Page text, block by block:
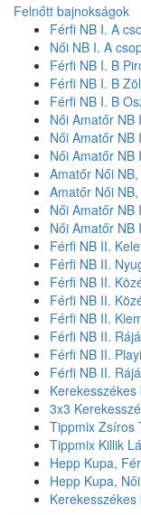
Felnőtt bajnokságok
Férfi NB I. A
Női NB I. A
Férfi NB I. B
Férfi NB I. B
Férfi NB I. B
Női Amatőr NB
Női Amatőr NB
Női Amatőr NB
Amatőr Női
Amatőr Női
Női Amatőr NB
Női Amatőr NB
Férfi NB II.
Férfi NB II.
Férfi NB II.
Férfi NB II.
Férfi NB II.
Férfi NB II.
Férfi NB II.
Férfi NB II.
Kerekesszékes
3x3
Tippmix Zsíros
Tippmix Killik
Hepp Kupa,
Hepp Kupa, Női
Kerekesszékes